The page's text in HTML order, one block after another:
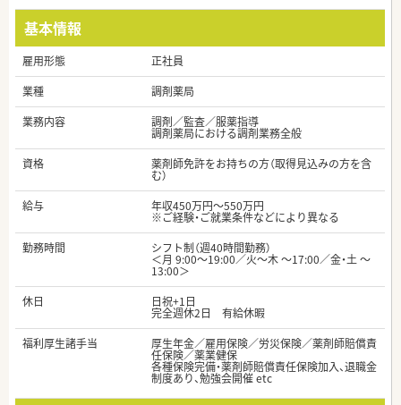
基本情報
雇用形態
正社員
業種
調剤薬局
業務内容
調剤／監査／服薬指導
調剤薬局における調剤業務全般
資格
薬剤師免許をお持ちの方（取得見込みの方を含
む）
給与
年収450万円～550万円
※ご経験・ご就業条件などにより異なる
勤務時間
シフト制（週40時間勤務）
＜月 9:00～19:00／火～木 ～17:00／金・土 ～
13:00＞
休日
日祝+1日
完全週休2日 有給休暇
福利厚生諸手当
厚生年金／雇用保険／労災保険／薬剤師賠償責
任保険／薬業健保
各種保険完備・薬剤師賠償責任保険加入、退職金
制度あり、勉強会開催 etc